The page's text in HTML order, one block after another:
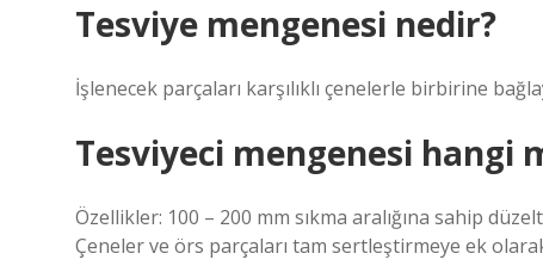
Tesviye mengenesi nedir?
İşlenecek parçaları karşılıklı çenelerle birbirine
Tesviyeci mengenesi hangi
Özellikler: 100 – 200 mm sıkma aralığına sahip
Çeneler ve örs parçaları tam sertleştirmeye ek